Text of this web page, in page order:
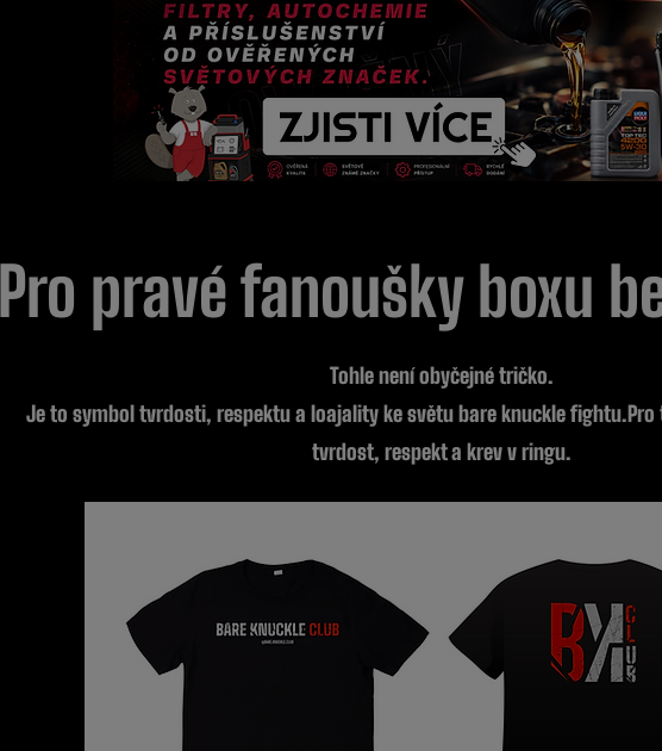
Pro pravé fanoušky boxu
Tohle není obyčejné tričko.
Je to symbol tvrdosti, respektu a loajality ke světu bare knuckle fightu.Pro
tvrdost, respekt a krev v ringu.